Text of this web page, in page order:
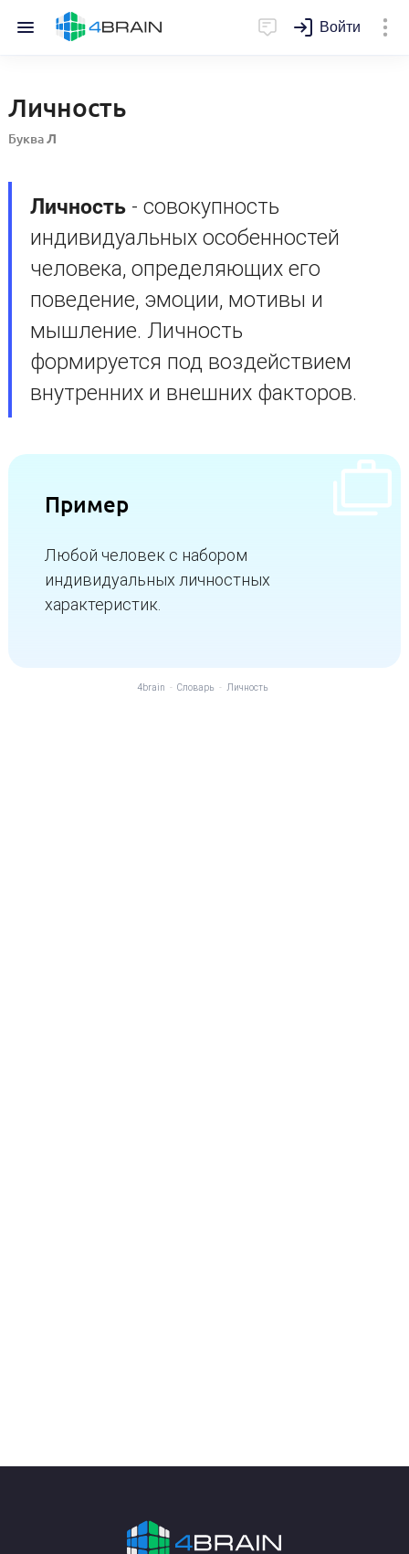
Войти
Личность
БукваЛ
Личность- совокупность
индивидуальных особенностей
человека, определяющих его
поведение, эмоции, мотивы и
мышление. Личность
формируется под воздействием
внутренних и внешних факторов.
Пример
Любой человек с набором
индивидуальных личностных
характеристик.
4brain - Словарь - Личность